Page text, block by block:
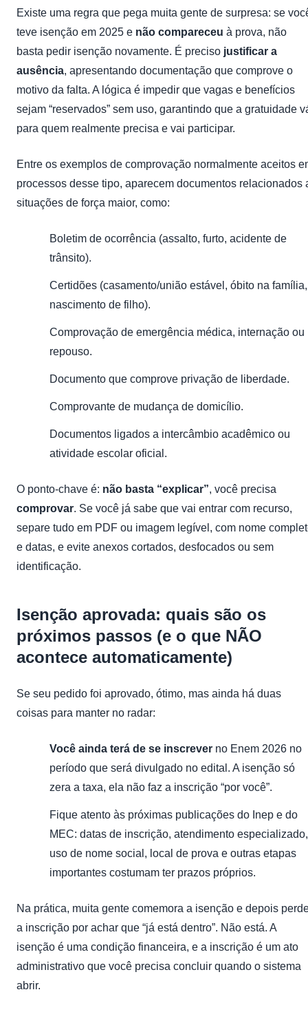
Existe uma regra que pega muita gente de surpresa: se
teve isenção em 2025 e não compareceu à prova, não
basta pedir isenção novamente. É preciso justificar a
ausência, apresentando documentação que comprove o
motivo da falta. A lógica é impedir que vagas e benefícios
sejam “reservados” sem uso, garantindo que a gratuidade
para quem realmente precisa e vai participar.
Entre os exemplos de comprovação normalmente aceitos
processos desse tipo, aparecem documentos relacionados
situações de força maior, como:
Boletim de ocorrência (assalto, furto, acidente de
trânsito).
Certidões (casamento/união estável, óbito na família,
nascimento de filho).
Comprovação de emergência médica, internação ou
repouso.
Documento que comprove privação de liberdade.
Comprovante de mudança de domicílio.
Documentos ligados a intercâmbio acadêmico ou
atividade escolar oficial.
O ponto-chave é: não basta “explicar”, você precisa
comprovar. Se você já sabe que vai entrar com recurso,
separe tudo em PDF ou imagem legível, com nome
e datas, e evite anexos cortados, desfocados ou sem
identificação.
Isenção aprovada: quais são os
próximos passos (e o que NÃO
acontece automaticamente)
Se seu pedido foi aprovado, ótimo, mas ainda há duas
coisas para manter no radar:
Você ainda terá de se inscrever no Enem 2026 no
período que será divulgado no edital. A isenção só
zera a taxa, ela não faz a inscrição “por você”.
Fique atento às próximas publicações do Inep e do
MEC: datas de inscrição, atendimento especializado,
uso de nome social, local de prova e outras etapas
importantes costumam ter prazos próprios.
Na prática, muita gente comemora a isenção e depois
a inscrição por achar que “já está dentro”. Não está. A
isenção é uma condição financeira, e a inscrição é um ato
administrativo que você precisa concluir quando o sistema
abrir.